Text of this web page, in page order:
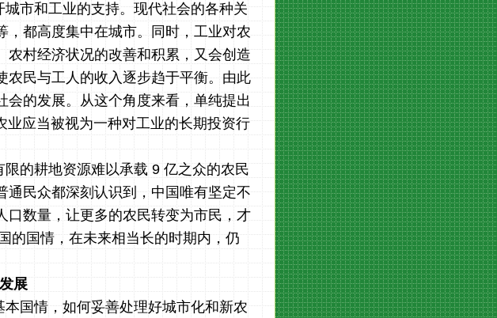
市和工业的支持。现代社会的各种关
都高度集中在城市。同时，工业对农
村经济状况的改善和积累，又会创造
农民与工人的收入逐步趋于平衡。由此
的发展。从这个角度来看，单纯提出
业应当被视为一种对工业的长期投资行
的耕地资源难以承载 9 亿之众的农民
民众都深刻认识到，中国唯有坚定不
口数量，让更多的农民转变为市民，才
的国情，在未来相当长的时期内，仍
展
国情，如何妥善处理好城市化和新农